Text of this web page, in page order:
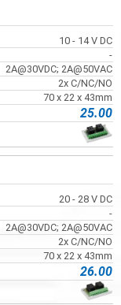
10 - 14 V DC
-
2A@30VDC; 2A@50VAC
2x C/NC/NO
70 x 22 x 43mm
25.00
20 - 28 V DC
-
2A@30VDC; 2A@50VAC
2x C/NC/NO
70 x 22 x 43mm
26.00